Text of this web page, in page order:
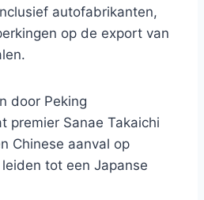
autofabrikanten,
op de export van
door Peking
premier Sanae Takaichi
Chinese aanval op
tot een Japanse